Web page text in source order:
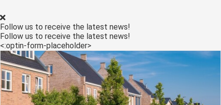
Follow us to receive the latest news!
Follow us to receive the latest news!
<:optin-form-placeholder>